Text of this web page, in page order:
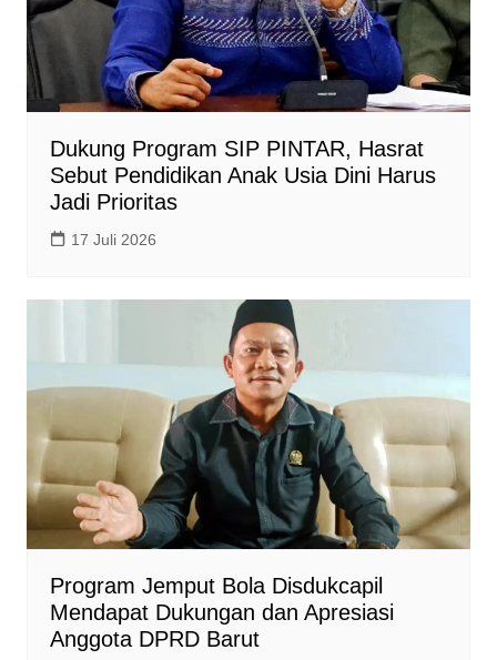
Dukung Program SIP PINTAR, Hasrat
Sebut Pendidikan Anak Usia Dini Harus
Jadi Prioritas
17 Juli 2026
Program Jemput Bola Disdukcapil
Mendapat Dukungan dan Apresiasi
Anggota DPRD Barut